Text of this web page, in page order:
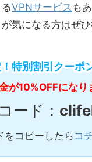
VPNサービス も
気になる方はぜひ
特別割引クーポ
が10%OFFになり
ード：
をコピーしたら コ